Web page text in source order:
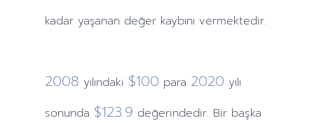
kadar yaşanan değer kaybını vermektedir.
2008 yılındaki $100 para 2020 yılı
sonunda $123.9 değerindedir. Bir başka